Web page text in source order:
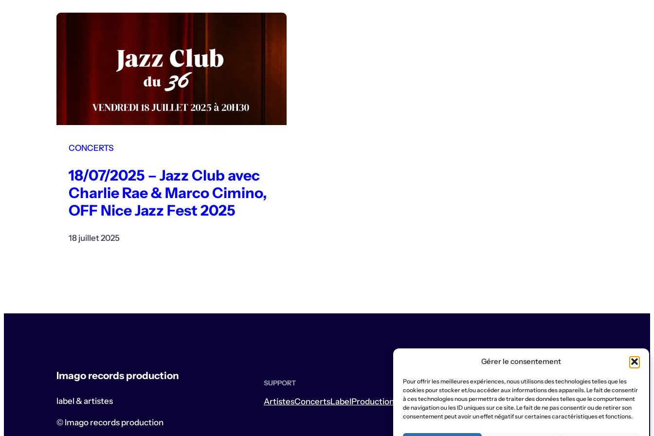
Gérer le consentement
Pour offrir les meilleures expériences, nous utilisons des technologies telles que les
cookies pour stocker et/ou accéder aux informations des appareils. Le fait de consentir
à ces technologies nous permettra de traiter des données telles que le comportement
de navigation ou les ID uniques sur ce site. Le fait de ne pas consentir ou de retirer son
consentement peut avoir un effet négatif sur certaines caractéristiques et fonctions.
CONCERTS
18/07/2025 – Jazz Club avec
Charlie Rae & Marco Cimino,
OFF Nice Jazz Fest 2025
18 juillet 2025
Imago records production
label & artistes
© Imago records production
SUPPORT
ArtistesConcertsLabelProduction BoutiqueLa RucheContactQui sommes-nous?
SOCIAL
Instagram
WhatsApp
Facebook